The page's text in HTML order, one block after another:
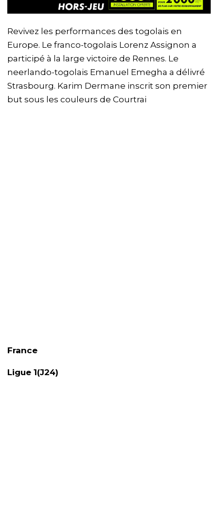
Revivez les performances des togolais en
Europe. Le franco-togolais Lorenz Assignon a
participé à la large victoire de Rennes. Le
neerlando-togolais Emanuel Emegha a délivré
Strasbourg. Karim Dermane inscrit son premier
but sous les couleurs de Courtrai
France
Ligue 1(J24)